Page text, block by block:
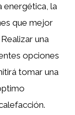
energética, la
que mejor
una
opciones
tomar una